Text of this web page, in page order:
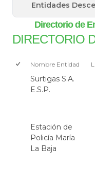
Entidades
Directorio de
DIRECTORIO
Nombre Entidad
Surtigas S.A.
E.S.P.
Estación de
Policía María
La Baja